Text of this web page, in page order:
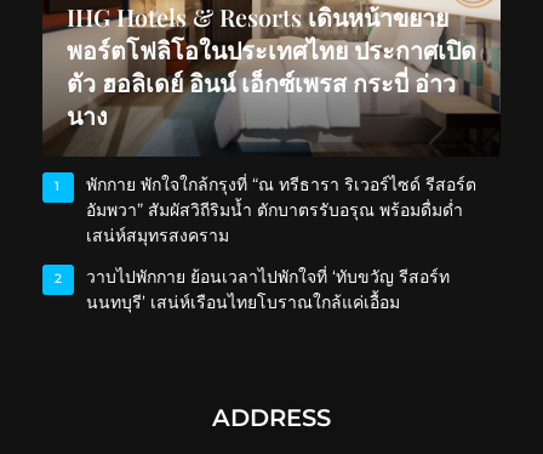
IHG Hotels & Resorts เดินหน้าขยาย
พอร์ตโฟลิโอในประเทศไทย ประกาศเปิด
ตัว ฮอลิเดย์ อินน์ เอ็กซ์เพรส กระบี่ อ่าว
นาง
1
พักกาย พักใจใกล้กรุงที่ “ณ ทรีธารา ริเวอร์ไซด์ รีสอร์ต
อัมพวา” สัมผัสวิถีริมน้ำ ตักบาตรรับอรุณ พร้อมดื่มด่ำ
เสน่ห์สมุทรสงคราม
2
วาบไปพักกาย ย้อนเวลาไปพักใจที่ ‘ทับขวัญ รีสอร์ท
นนทบุรี’ เสน่ห์เรือนไทยโบราณใกล้แค่เอื้อม
ADDRESS